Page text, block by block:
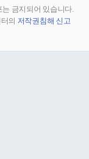
는 금지되어 있습니다.
의 저작권침해 신고